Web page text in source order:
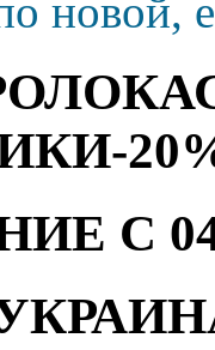
новой,
С